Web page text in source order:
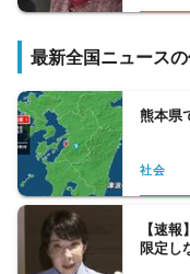
最新全国ニュース
熊本県
社会
【速
限定し